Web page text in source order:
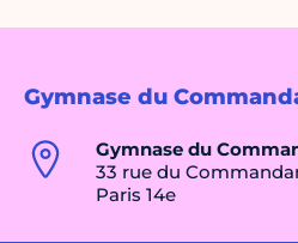
Gymnase du
Gymnase du
33 rue du
Paris 14e